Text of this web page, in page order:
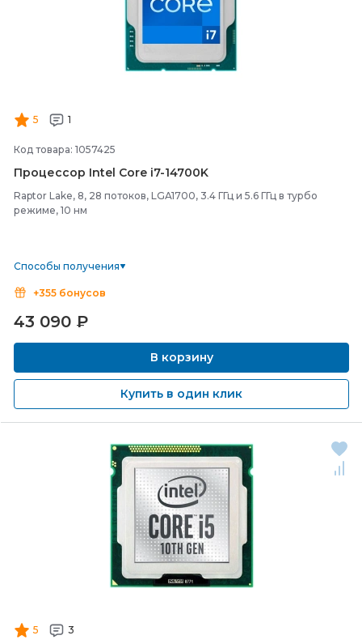
5 1
Код товара: 1057425
Процессор Intel Core i7-14700K
Raptor Lake, 8, 28 потоков, LGA1700, 3.4 ГГц и 5.6 ГГц в турбо
режиме, 10 нм
Способы получения
+355 бонусов
43 090 ₽
В корзину
Купить в один клик
5 3